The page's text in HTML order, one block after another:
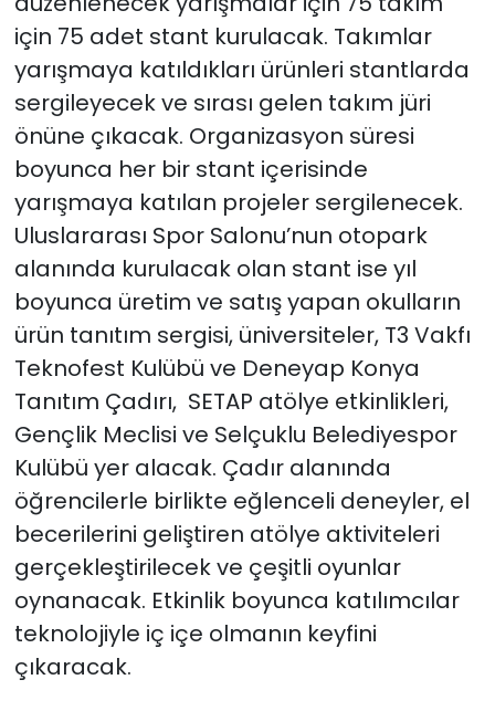
için 75 adet stant kurulacak. Takımlar
yarışmaya katıldıkları ürünleri stantlarda
sergileyecek ve sırası gelen takım jüri
önüne çıkacak. Organizasyon süresi
boyunca her bir stant içerisinde
yarışmaya katılan projeler sergilenecek.
Uluslararası Spor Salonu’nun otopark
alanında kurulacak olan stant ise yıl
boyunca üretim ve satış yapan okulların
ürün tanıtım sergisi, üniversiteler, T3 Vakfı
Teknofest Kulübü ve Deneyap Konya
Tanıtım Çadırı, SETAP atölye etkinlikleri,
Gençlik Meclisi ve Selçuklu Belediyespor
Kulübü yer alacak. Çadır alanında
öğrencilerle birlikte eğlenceli deneyler, el
becerilerini geliştiren atölye aktiviteleri
gerçekleştirilecek ve çeşitli oyunlar
oynanacak. Etkinlik boyunca katılımcılar
teknolojiyle iç içe olmanın keyfini
çıkaracak.